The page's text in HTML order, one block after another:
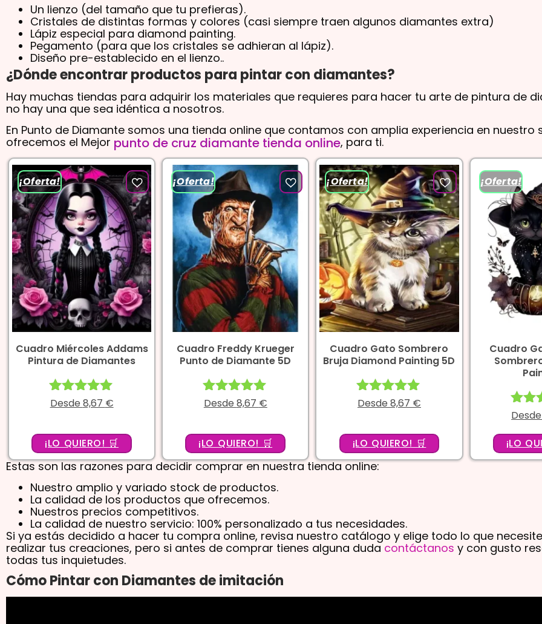
Un lienzo (del tamaño que tu prefieras).
Cristales de distintas formas y colores (casi siempre traen algunos diamantes extra)
Lápiz especial para diamond painting.
Pegamento (para que los cristales se adhieran al lápiz).
Diseño pre-establecido en el lienzo..
¿Dónde encontrar productos para pintar con diamantes?
Hay muchas tiendas para adquirir los materiales que requieres para hacer tu arte de pintura de
no hay una que sea idéntica a nosotros.
En Punto de Diamante somos una tienda online que contamos con amplia experiencia en nuestro
ofrecemos el Mejor punto de cruz diamante tienda online, para ti.
¡Oferta!
Cuadro Miércoles Addams
Pintura de Diamantes
Valorado
de 5
Desde 8,67 €
¡LO QUIERO! 🛒
¡Oferta!
Cuadro Freddy Krueger
Punto de Diamante 5D
Valorado
de 5
Desde 8,67 €
¡LO QUIERO! 🛒
¡Oferta!
Cuadro Gato Sombrero
Bruja Diamond Painting 5D
Valorado
de 5
Desde 8,67 €
¡LO QUIERO! 🛒
¡Oferta!
Cuadro
¡LO
Estas son las razones para decidir comprar en nuestra tienda online:
Nuestro amplio y variado stock de productos.
La calidad de los productos que ofrecemos.
Nuestros precios competitivos.
La calidad de nuestro servicio: 100% personalizado a tus necesidades.
Si ya estás decidido a hacer tu compra online, revisa nuestro catálogo y elige todo lo que
realizar tus creaciones, pero si antes de comprar tienes alguna duda contáctanos y con gusto
todas tus inquietudes.
Cómo Pintar con Diamantes de imitación